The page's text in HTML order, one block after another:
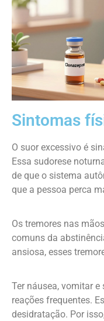
Sintomas
O suor excessivo é
Essa sudorese
de que o sistema
que a pessoa perca
Os tremores nas
comuns da
ansiosa, esses
Ter náusea, vomitar
reações frequentes.
desidratação. Por